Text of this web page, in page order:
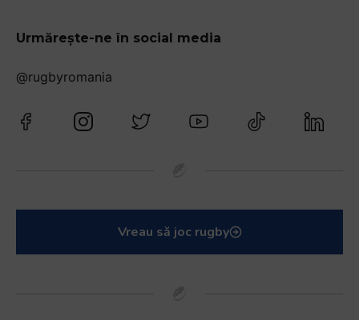
Urmărește-ne în social media
@rugbyromania
Vreau să joc rugby